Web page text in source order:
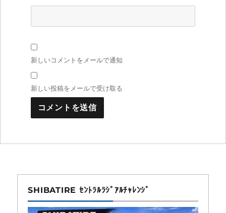
新しいコメントをメールで通知
新しい投稿をメールで受け取る
SHIBATIRE ｾﾝﾄﾗﾙﾗｼﾞｱﾙﾁｬﾚﾝｼﾞ